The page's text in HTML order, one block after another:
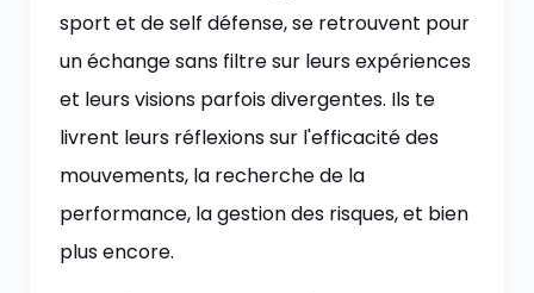
sport et de self défense, se retrouvent pour
un échange sans filtre sur leurs expériences
et leurs visions parfois divergentes. Ils te
livrent leurs réflexions sur l'efficacité des
mouvements, la recherche de la
performance, la gestion des risques, et bien
plus encore.